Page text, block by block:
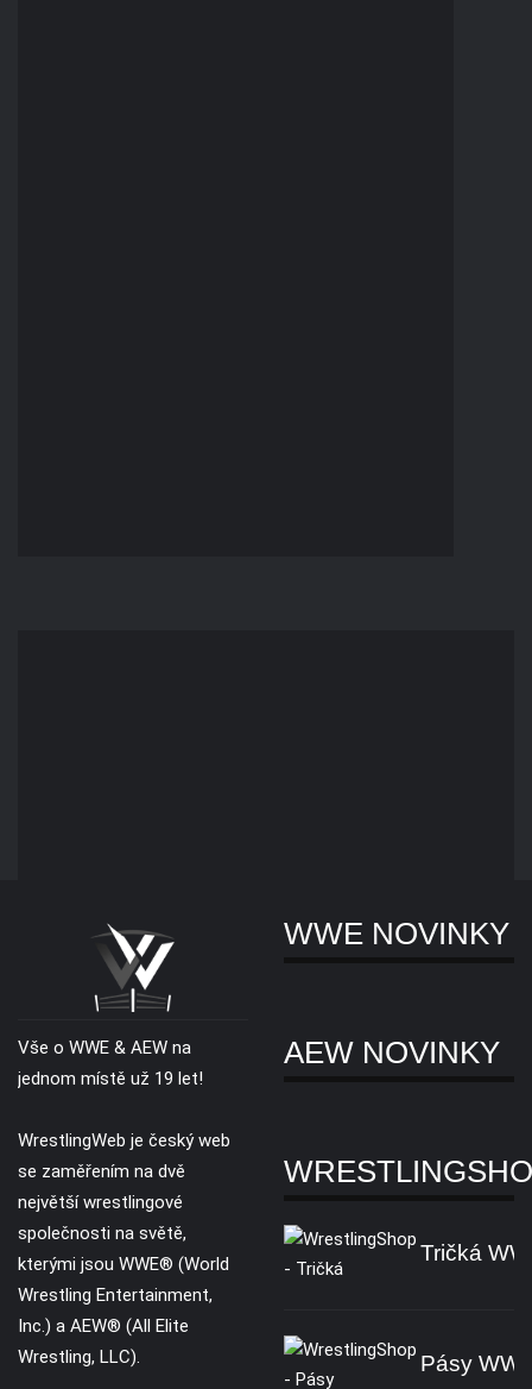
Vše o WWE & AEW na
jednom místě už 19 let!
WrestlingWeb je český web
se zaměřením na dvě
největší wrestlingové
společnosti na světě,
kterými jsou WWE® (World
Wrestling Entertainment,
Inc.) a AEW® (All Elite
Wrestling, LLC).
WWE NOVINKY
AEW NOVINKY
Tričká
Pásy